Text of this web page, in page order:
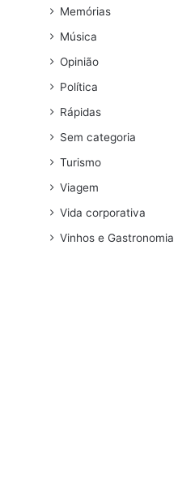
Memórias
Música
Opinião
Política
Rápidas
Sem categoria
Turismo
Viagem
Vida corporativa
Vinhos e Gastronomia